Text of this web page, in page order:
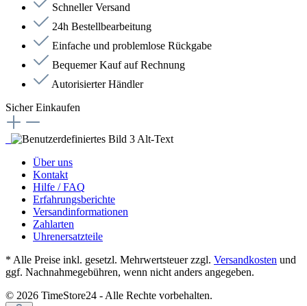
Schneller Versand
24h Bestellbearbeitung
Einfache und problemlose Rückgabe
Bequemer Kauf auf Rechnung
Autorisierter Händler
Sicher Einkaufen
Über uns
Kontakt
Hilfe / FAQ
Erfahrungsberichte
Versandinformationen
Zahlarten
Uhrenersatzteile
* Alle Preise inkl. gesetzl. Mehrwertsteuer zzgl. Versandkosten und
ggf. Nachnahmegebühren, wenn nicht anders angegeben.
© 2026 TimeStore24 - Alle Rechte vorbehalten.